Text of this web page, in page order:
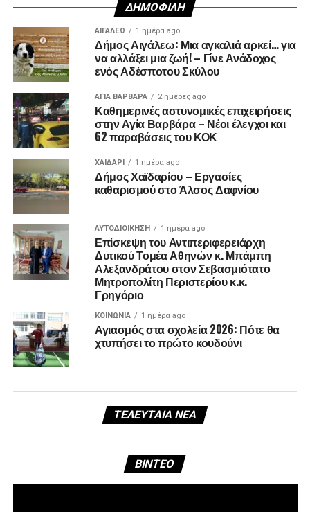
ΔΗΜΟΦΙΛΉ
ΑΙΓΑΛΕΩ 1 ημέρα ago
Δήμος Αιγάλεω: Μια αγκαλιά αρκεί… για
να αλλάξει μια ζωή! – Γίνε Ανάδοχος
ενός Αδέσποτου Σκύλου
ΑΓΙΑ ΒΑΡΒΑΡΑ 2 ημέρες ago
Καθημερινές αστυνομικές επιχειρήσεις
στην Αγία Βαρβάρα – Νέοι έλεγχοι και
62 παραβάσεις του ΚΟΚ
ΧΑΪΔΑΡΙ 1 ημέρα ago
Δήμος Χαϊδαρίου – Εργασίες
καθαρισμού στο Άλσος Δαφνίου
ΑΥΤΟΔΙΟΊΚΗΣΗ 1 ημέρα ago
Επίσκεψη του Αντιπεριφερειάρχη
Δυτικού Τομέα Αθηνών κ. Μπάμπη
Αλεξανδράτου στον Σεβασμιότατο
Μητροπολίτη Περιστερίου κ.κ.
Γρηγόριο
ΚΟΙΝΩΝΊΑ 1 ημέρα ago
Αγιασμός στα σχολεία 2026: Πότε θα
χτυπήσει το πρώτο κουδούνι
ΤΕΛΕΥΤΑΊΑ ΝΈΑ
BINTEO